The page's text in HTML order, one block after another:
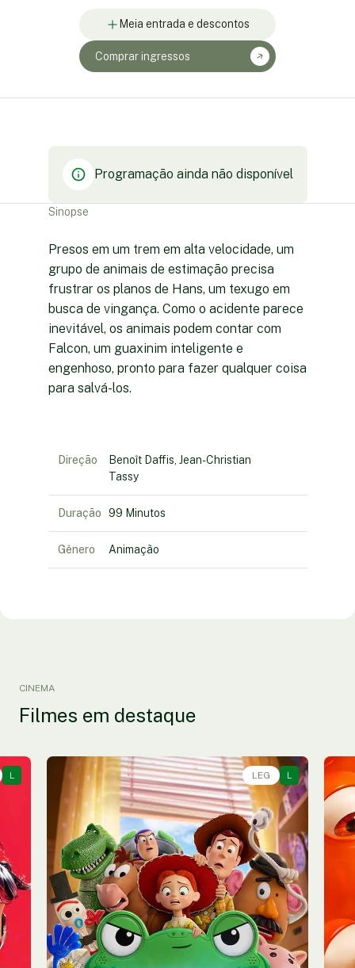
Meia entrada e descontos
Comprar ingressos
Programação ainda não disponível
Sinopse
Presos em um trem em alta velocidade, um
grupo de animais de estimação precisa
frustrar os planos de Hans, um texugo em
busca de vingança. Como o acidente parece
inevitável, os animais podem contar com
Falcon, um guaxinim inteligente e
engenhoso, pronto para fazer qualquer coisa
para salvá-los.
Direção
Benoît Daffis, Jean-Christian
Tassy
Duração 99 Minutos
Gênero Animação
CINEMA
Filmes em destaque
L LEG L
Animação, Aventura, Comédia • • 1h40